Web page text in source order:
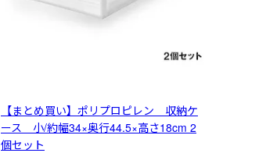
【まとめ買い】ポリプロピレン 収納ケ
ース 小/約幅34×奥行44.5×高さ18cm 2
個セット